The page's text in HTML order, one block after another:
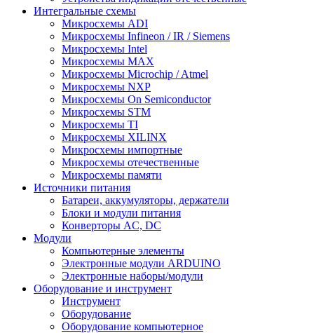
Интегральные схемы
Микросхемы ADI
Микросхемы Infineon / IR / Siemens
Микросхемы Intel
Микросхемы MAX
Микросхемы Microchip / Atmel
Микросхемы NXP
Микросхемы On Semiconductor
Микросхемы STM
Микросхемы TI
Микросхемы XILINX
Микросхемы импортные
Микросхемы отечественные
Микросхемы памяти
Источники питания
Батареи, аккумуляторы, держатели
Блоки и модули питания
Конверторы AC, DC
Модули
Компьютерные элементы
Электронные модули ARDUINO
Электронные наборы/модули
Оборудование и инструмент
Инструмент
Оборудование
Оборудование компьютерное